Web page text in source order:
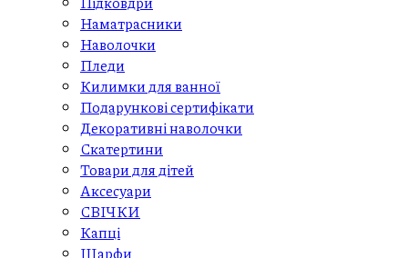
Наматрасники
Наволочки
Пледи
Килимки для ванної
Подарункові сертифікати
Декоративні наволочки
Скатертини
Товари для дітей
Aксесуари
СВІЧКИ
Капці
Шарфи